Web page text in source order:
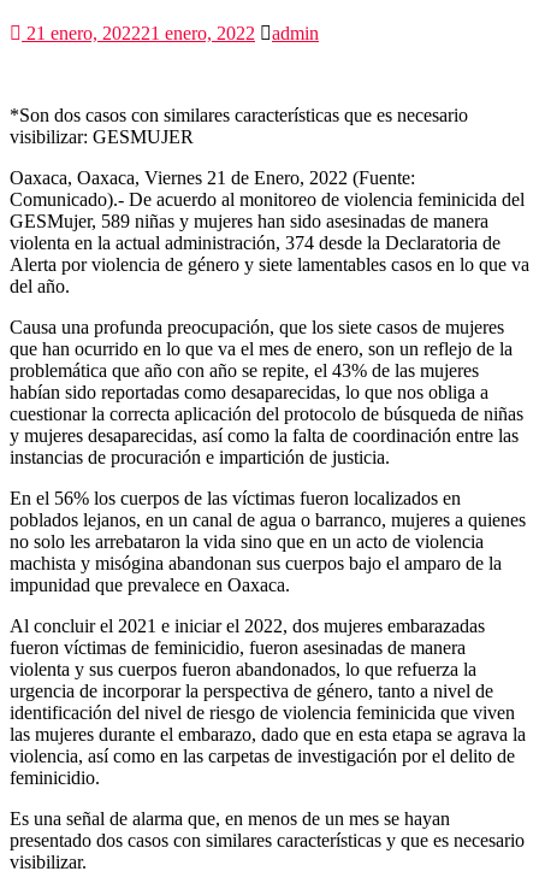
21 enero, 202221 enero, 2022 admin
*Son dos casos con similares características que es necesario
visibilizar: GESMUJER
Oaxaca, Oaxaca, Viernes 21 de Enero, 2022 (Fuente:
Comunicado).- De acuerdo al monitoreo de violencia feminicida del
GESMujer, 589 niñas y mujeres han sido asesinadas de manera
violenta en la actual administración, 374 desde la Declaratoria de
Alerta por violencia de género y siete lamentables casos en lo que va
del año.
Causa una profunda preocupación, que los siete casos de mujeres
que han ocurrido en lo que va el mes de enero, son un reflejo de la
problemática que año con año se repite, el 43% de las mujeres
habían sido reportadas como desaparecidas, lo que nos obliga a
cuestionar la correcta aplicación del protocolo de búsqueda de niñas
y mujeres desaparecidas, así como la falta de coordinación entre las
instancias de procuración e impartición de justicia.
En el 56% los cuerpos de las víctimas fueron localizados en
poblados lejanos, en un canal de agua o barranco, mujeres a quienes
no solo les arrebataron la vida sino que en un acto de violencia
machista y misógina abandonan sus cuerpos bajo el amparo de la
impunidad que prevalece en Oaxaca.
Al concluir el 2021 e iniciar el 2022, dos mujeres embarazadas
fueron víctimas de feminicidio, fueron asesinadas de manera
violenta y sus cuerpos fueron abandonados, lo que refuerza la
urgencia de incorporar la perspectiva de género, tanto a nivel de
identificación del nivel de riesgo de violencia feminicida que viven
las mujeres durante el embarazo, dado que en esta etapa se agrava la
violencia, así como en las carpetas de investigación por el delito de
feminicidio.
Es una señal de alarma que, en menos de un mes se hayan
presentado dos casos con similares características y que es necesario
visibilizar.